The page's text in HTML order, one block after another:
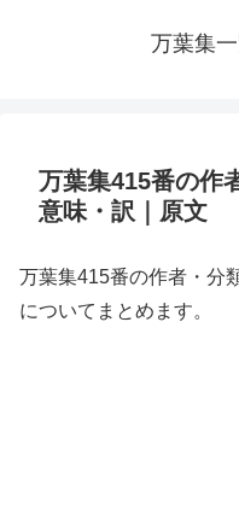
万葉集
万葉集415番の作
意味・訳｜原文
万葉集415番の作者・分
についてまとめます。